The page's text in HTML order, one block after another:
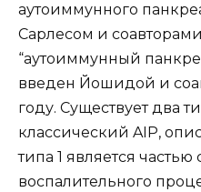
аутоиммунного
Сарлесом и
“аутоиммунный
введен Йошидой и
году. Существует два
классический AIP,
типа 1 является
воспалительного